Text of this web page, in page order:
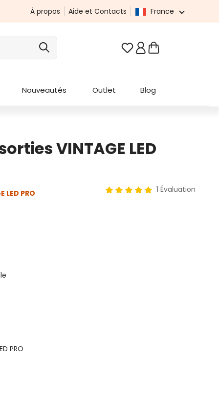
À propos Aide et Contacts France
Vous avez 0 articles
Nouveautés Outlet Blog
VINTAGE LED
LED PRO 1 Évaluation
PRO